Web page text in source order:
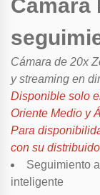
Cámara
Cámara de 20x
y streaming en
Disponible solo
Oriente Medio y
Para
con su
Seguimiento
inteligente